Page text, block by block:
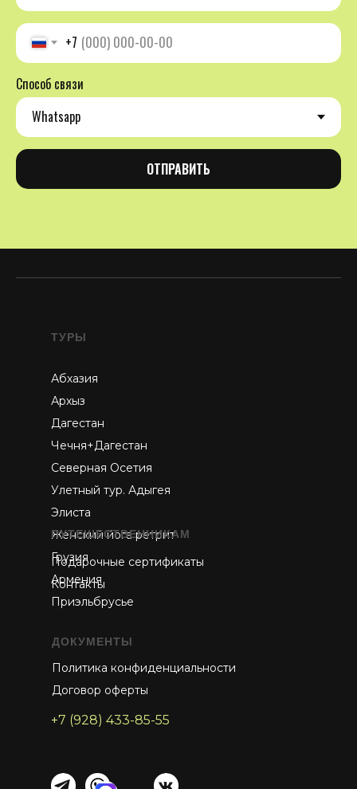
+7
Способ связи
ОТПРАВИТЬ
ТУРЫ
Абхазия
Архыз
Дагестан
Чечня+Дагестан
Северная Осетия
Улетный тур. Адыгея
Элиста
Женский йога ретрит
Грузия
Армения
Приэльбрусье
ПУТЕШЕСТВЕННИКАМ
Подарочные сертификаты
Контакты
ДОКУМЕНТЫ
Политика конфиденциальности
Договор оферты
+7 (928) 433-85-55